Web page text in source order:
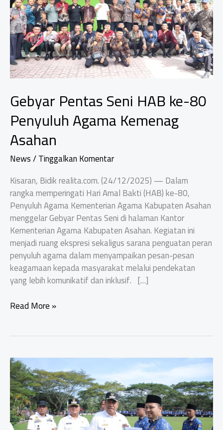
Gebyar Pentas Seni HAB ke-80
Penyuluh Agama Kemenag
Asahan
News/Tinggalkan Komentar
Kisaran, Bidik realita.com. (24/12/2025) — Dalam
rangka memperingati Hari Amal Bakti (HAB) ke-80,
Penyuluh Agama Kementerian Agama Kabupaten Asahan
menggelar Gebyar Pentas Seni di halaman Kantor
Kementerian Agama Kabupaten Asahan. Kegiatan ini
menjadi ruang ekspresi sekaligus sarana penguatan peran
penyuluh agama dalam menyampaikan pesan-pesan
keagamaan kepada masyarakat melalui pendekatan
yang lebih komunikatif dan inklusif. […]
Gebyar
ke-
80
Penyuluh
Agama
Kemenag
Asahan
Read More »